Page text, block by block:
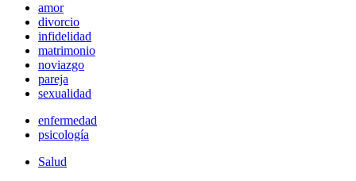
amor
divorcio
infidelidad
matrimonio
noviazgo
pareja
sexualidad
enfermedad
psicología
Salud